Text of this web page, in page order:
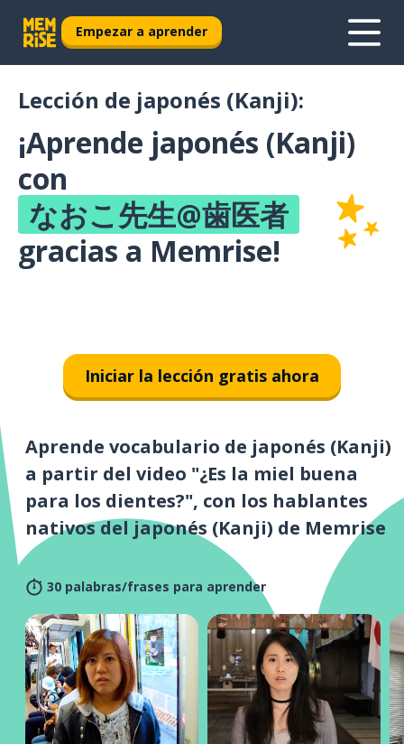
Empezar a aprender
Lección de japonés (Kanji):
¡Aprende japonés (Kanji)
con
なおこ先生@歯医者
gracias a Memrise!
Iniciar la lección gratis ahora
Aprende vocabulario de japonés (Kanji)
a partir del video "¿Es la miel buena
para los dientes?", con los hablantes
nativos del japonés (Kanji) de Memrise
30 palabras/frases para aprender